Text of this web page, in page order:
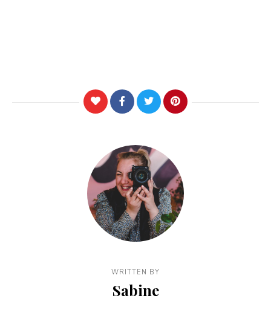
WRITTEN BY
Sabine